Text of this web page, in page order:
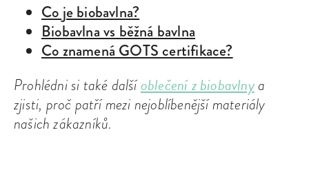
Co je biobavlna?
Biobavlna vs běžná bavlna
Co znamená GOTS certifikace?
Prohlédni si také dalšíoblečení z biobavlnya
zjisti, proč patří mezi nejoblíbenější materiály
našich zákazníků.